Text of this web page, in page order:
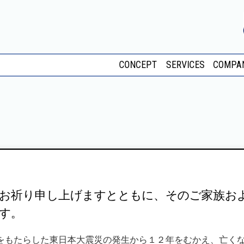
CONCEPT SERVICES
祈り申し上げますとともに、そのご家族お
。
たらした東日本大震災の発生から１２年をむかえ、亡く